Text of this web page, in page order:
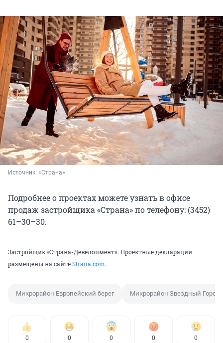
Источник: «Страна»
Подробнее о проектах можете узнать в офисе
продаж застройщика «Страна» по телефону: (3452)
61–30–30.
Застройщик «Страна-Девелопмент». Проектные декларации
размещены на сайтеStrana.com.
Микрорайон Европейский берег Микрорайон Звездный
0 0 0 0 0